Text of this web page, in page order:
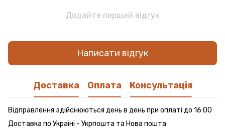
Додайте перший відгук
Написати відгук
Доставка Оплата Консультація
Відправлення здійснюються день в день при оплаті до 16:00
Доставка по Україні - Укрпошта та Нова пошта